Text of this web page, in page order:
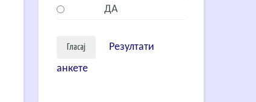
ДА
Резултати
анкете